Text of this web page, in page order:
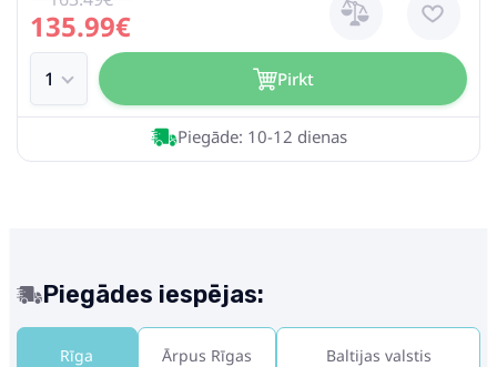
135.99€
Pirkt
Piegāde: 10-12 dienas
Piegādes iespējas:
Rīga Ārpus Rīgas Baltijas valstis